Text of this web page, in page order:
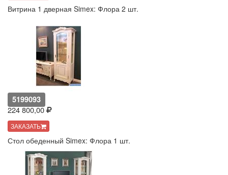
Витрина 1 дверная Simex: Флора 2 шт.
5199093
224 800,00
ЗАКАЗАТЬ
Стол обеденный Simex: Флора 1 шт.